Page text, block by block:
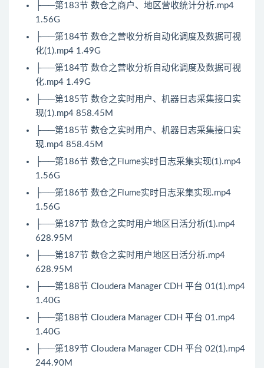
├──第183节 数仓之商户、地区营收统计分析.mp4
1.56G
├──第184节 数仓之营收分析自动化调度及数据可视
化(1).mp4 1.49G
├──第184节 数仓之营收分析自动化调度及数据可视
化.mp4 1.49G
├──第185节 数仓之实时用户、机器日志采集接口实
现(1).mp4 858.45M
├──第185节 数仓之实时用户、机器日志采集接口实
现.mp4 858.45M
├──第186节 数仓之Flume实时日志采集实现(1).mp4
1.56G
├──第186节 数仓之Flume实时日志采集实现.mp4
1.56G
├──第187节 数仓之实时用户地区日活分析(1).mp4
628.95M
├──第187节 数仓之实时用户地区日活分析.mp4
628.95M
├──第188节 Cloudera Manager CDH 平台 01(1).mp4
1.40G
├──第188节 Cloudera Manager CDH 平台 01.mp4
1.40G
├──第189节 Cloudera Manager CDH 平台 02(1).mp4
244.90M